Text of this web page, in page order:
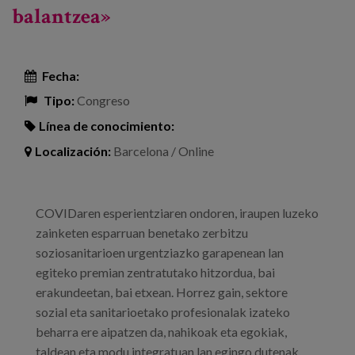
balantzea»
Fecha:
Tipo:Congreso
Línea de conocimiento:
Localización: Barcelona / Online
COVIDaren esperientziaren ondoren, iraupen luzeko
zainketen esparruan benetako zerbitzu
soziosanitarioen urgentziazko garapenean lan
egiteko premian zentratutako hitzordua, bai
erakundeetan, bai etxean. Horrez gain, sektore
sozial eta sanitarioetako profesionalak izateko
beharra ere aipatzen da, nahikoak eta egokiak,
taldean eta modu integratuan lan egingo dutenak,